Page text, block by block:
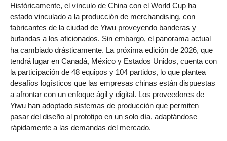
Históricamente, el vínculo de China con el World Cup ha
estado vinculado a la producción de merchandising, con
fabricantes de la ciudad de Yiwu proveyendo banderas y
bufandas a los aficionados. Sin embargo, el panorama actual
ha cambiado drásticamente. La próxima edición de 2026, que
tendrá lugar en Canadá, México y Estados Unidos, cuenta con
la participación de 48 equipos y 104 partidos, lo que plantea
desafíos logísticos que las empresas chinas están dispuestas
a afrontar con un enfoque ágil y digital. Los proveedores de
Yiwu han adoptado sistemas de producción que permiten
pasar del diseño al prototipo en un solo día, adaptándose
rápidamente a las demandas del mercado.